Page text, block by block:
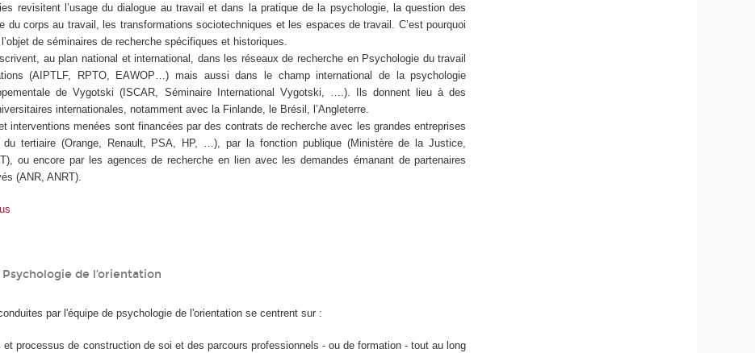
revisitent l’usage du dialogue au travail et dans la pratique de la psychologie, la question des
du corps au travail, les transformations sociotechniques et les espaces de travail. C’est pourquoi
de séminaires de recherche spécifiques et historiques.
au plan national et international, dans les réseaux de recherche en Psychologie du travail
(AIPTLF, RPTO, EAWOP…) mais aussi dans le champ international de la psychologie
de Vygotski (ISCAR, Séminaire International Vygotski, ….). Ils donnent lieu à des
internationales, notamment avec la Finlande, le Brésil, l’Angleterre.
interventions menées sont financées par des contrats de recherche avec les grandes entreprises
du tertiaire (Orange, Renault, PSA, HP, …), par la fonction publique (Ministère de la Justice,
ou encore par les agences de recherche en lien avec les demandes émanant de partenaires
(ANR, ANRT).
Psychologie de l’orientation
par l'équipe de psychologie de l'orientation se centrent sur :
et processus de construction de soi et des parcours professionnels - ou de formation - tout au long